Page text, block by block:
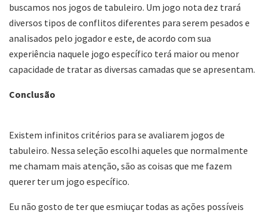
buscamos nos jogos de tabuleiro. Um jogo nota dez trará
diversos tipos de conflitos diferentes para serem pesados e
analisados pelo jogador e este, de acordo com sua
experiência naquele jogo específico terá maior ou menor
capacidade de tratar as diversas camadas que se apresentam.
Conclusão
Existem infinitos critérios para se avaliarem jogos de
tabuleiro. Nessa seleção escolhi aqueles que normalmente
me chamam mais atenção, são as coisas que me fazem
querer ter um jogo específico.
Eu não gosto de ter que esmiuçar todas as ações possíveis